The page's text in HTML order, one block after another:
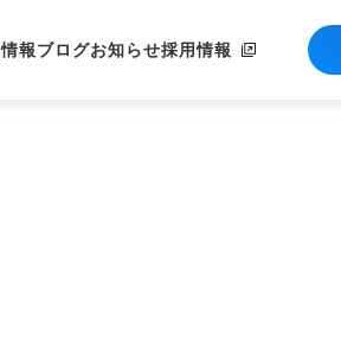
報ブログお知らせ採用情報